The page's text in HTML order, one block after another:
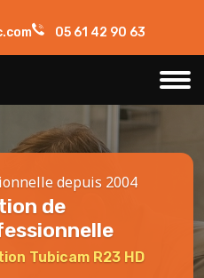
05 61 42 90 63
depuis 2004
de
Tubicam R23 HD